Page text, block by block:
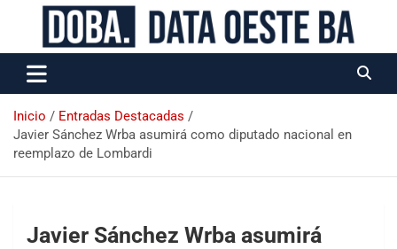
Data Oeste BA
Inicio
Entradas Destacadas
Javier Sánchez Wrba asumirá como diputado nacional en
reemplazo de Lombardi
Javier Sánchez Wrba asumirá